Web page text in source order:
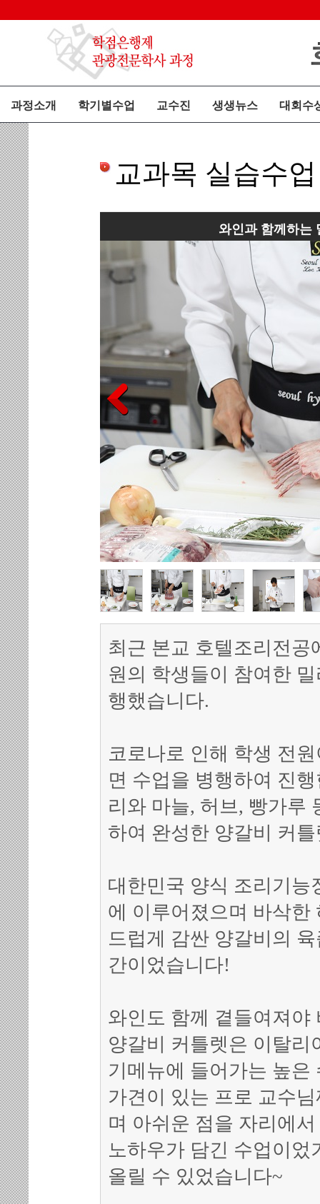
과정소개 학기별수업 교수진 생생뉴스 대회수
교과목 실습수업
와인과 함께하는
최근 본교 호텔조리전
원의 학생들이 참여한
행했습니다.
코로나로 인해 학생 전
면 수업을 병행하여 진
리와 마늘, 허브, 빵가루
하여 완성한 양갈비 커
대한민국 양식 조리기능
에 이루어졌으며 바삭한
드럽게 감싼 양갈비의
간이었습니다!
와인도 함께 곁들여져야
양갈비 커틀렛은 이탈리
기메뉴에 들어가는 높은
가견이 있는 프로 교수
며 아쉬운 점을 자리에
노하우가 담긴 수업이었
올릴 수 있었습니다~